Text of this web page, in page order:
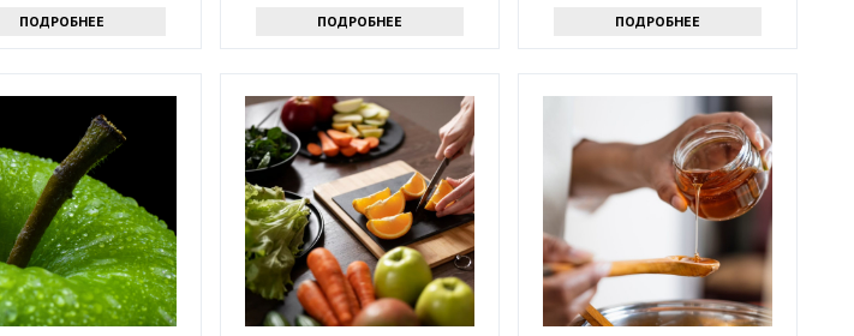
ПОДРОБНЕЕ ПОДРОБНЕЕ ПОДРОБНЕЕ